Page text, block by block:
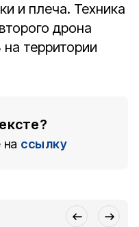
и плеча. Техника
дрона
территории
ссылку